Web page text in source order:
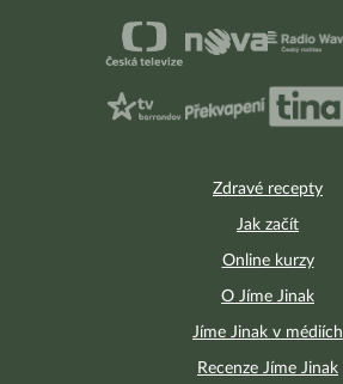
Zdravé recepty
Jak začít
Online kurzy
O Jíme Jinak
Jíme Jinak v médiích
Recenze Jíme Jinak